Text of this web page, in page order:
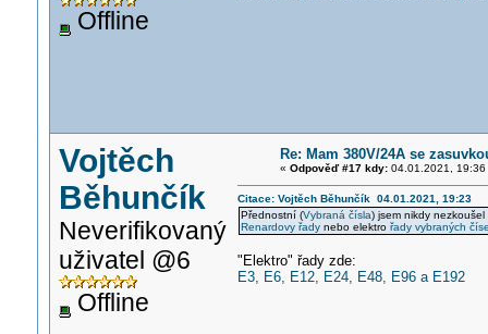
Offline
Vojtěch
Běhunčík
Neverifikovaný
uživatel @6
Offline
Re: Mam 380V/24A se
« Odpověď #17 kdy:04.01.2021, 19:36
Citace: Vojtěch Běhunčík 04.01.2021, 19:23
Přednostní (Vybraná čísla) jsem nikdy
Renardovy řadynebo elektro řady vybraných
"Elektro" řady zde:
E3, E6, E12, E24, E48, E96 a E192